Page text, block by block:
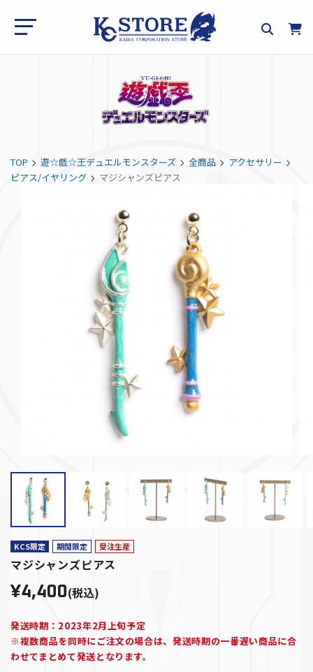
TOP 遊☆戯☆王デュエルモンスターズ 全商品
アクセサリー
ピアス/イヤリング
マジシャンズピアス
KCS限定 期間限定 受注生産
マジシャンズピアス
¥4,400(税込)
発送時期：2023年2月上旬予定
※複数商品を同時にご注文の場合は、発送時期の一番遅い商品に合
わせてまとめて発送となります。